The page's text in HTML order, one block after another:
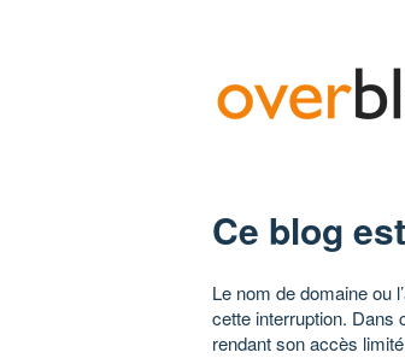
Ce blog
Le nom de domaine ou
cette interruption. Dans
rendant son accès